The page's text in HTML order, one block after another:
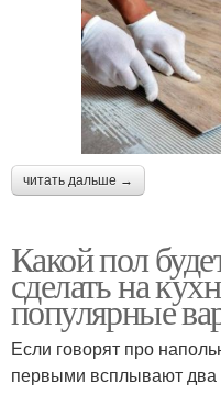
читать дальше →
Какой пол
сделать на
популярные
Если говорят про
первыми всплывают